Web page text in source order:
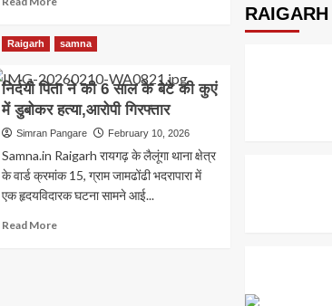
IASअंकित
को
मिला
SADA
का
अतिरिक्त
प्रभार
Raigarh samna
निर्दयी पिता ने की 6 साल के बेटे की कुएं
में डुबोकर हत्या,आरोपी गिरफ्तार
Simran Pangare February 10, 2026
Samna.in Raigarh रायगढ़ के लैलूंगा थाना क्षेत्र
के वार्ड क्रमांक 15, ग्राम जामढोंढी भदरापारा में
एक हृदयविदारक घटना सामने आई...
Read MoreRead